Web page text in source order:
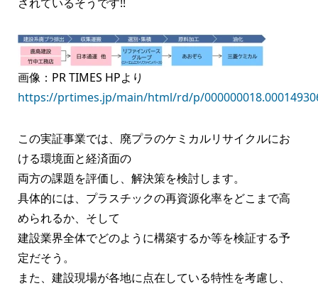
画像： PR TIMES HPより
https://prtimes.jp/main/html/rd/p/
この実証事業では、廃プラのケミカルリサイクルにお
ける環境面と経済面の
両方の課題を評価し、解決策を検討します。
具体的には、プラスチックの再資源化率をどこまで高
められるか、そして
建設業界全体でどのように構築するか等を検証する予
定だそう。
また、建設現場が各地に点在している特性を考慮し、